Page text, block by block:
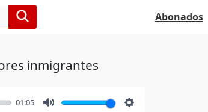
Abonados
inmigrantes
01:05